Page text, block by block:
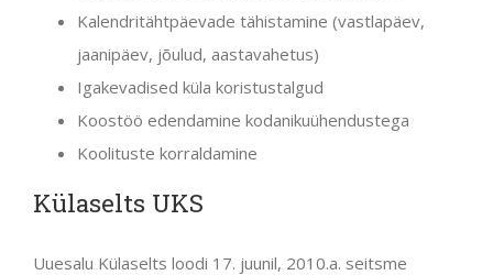
Kalendritähtpäevade tähistamine (vastlapäev,
jaanipäev, jõulud, aastavahetus)
Igakevadised küla koristustalgud
Koostöö edendamine kodanikuühendustega
Koolituste korraldamine
Külaselts UKS
Uuesalu Külaselts loodi 17. juunil, 2010.a. seitsme